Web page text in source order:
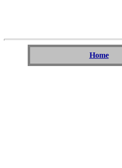
Home